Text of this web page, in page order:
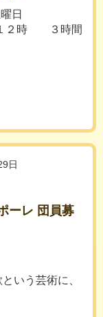
日
１２時 ３時間
日
ーレ 団員募
いう芸術に、